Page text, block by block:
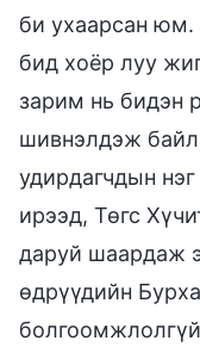
би ухаарсан юм.
бид хоёр луу
зарим нь бидэн
шивнэлдэж
удирдагчдын
ирээд, Төгс
даруй шаардаж
өдрүүдийн